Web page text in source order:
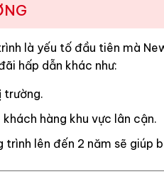
600x600m MT-G68975S
loại bỏ được mọi bụi bẩn
là yếu tố đầu tiên mà
hấp dẫn khác như:
trường.
hàng khu vực lân cận.
trình lên đến 2 năm sẽ giúp